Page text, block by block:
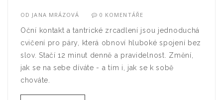
OD JANA MRÁZOVÁ 0 KOMENTÁŘE
Oční kontakt a tantrické zrcadlení jsou jednoduchá
cvičení pro páry, která obnoví hluboké spojení bez
slov. Stačí 12 minut denně a pravidelnost. Změní,
jak se na sebe díváte - a tím i, jak se k sobě
chováte.